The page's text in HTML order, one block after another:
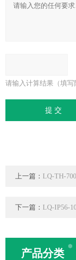
请输入计算结果（填
上一篇： LQ-TH-
下一篇： LQ-IP56-
产品分类